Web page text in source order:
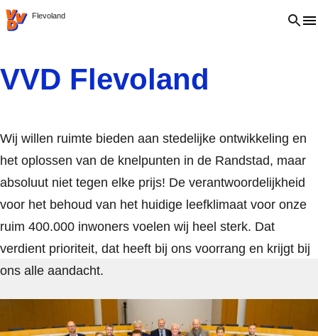
VVD.nlFlevoland Open
VVD Flevoland
Wij willen ruimte bieden aan stedelijke ontwikkeling en
het oplossen van de knelpunten in de Randstad, maar
absoluut niet tegen elke prijs! De verantwoordelijkheid
voor het behoud van het huidige leefklimaat voor onze
ruim 400.000 inwoners voelen wij heel sterk. Dat
verdient prioriteit, dat heeft bij ons voorrang en krijgt bij
ons alle aandacht.